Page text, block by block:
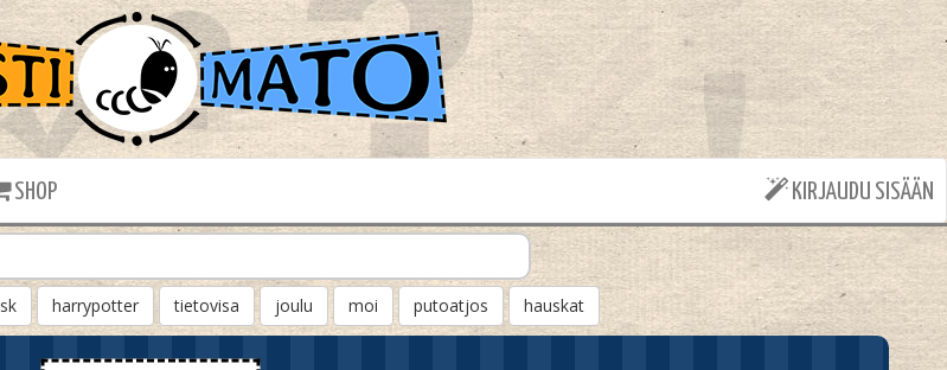
SHOP KIRJAUDU SISÄÄN
sk harrypotter tietovisa joulu moi putoatjos hauskat